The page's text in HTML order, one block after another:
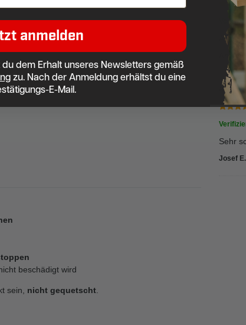
beschädigt wird
sein, nicht gequetscht
Alles
a
Sehr
Josef E.
anmelden
dem Erhalt unseres Newsletters gemäß
zu. Nach der Anmeldung erhältst du eine
E-Mail.